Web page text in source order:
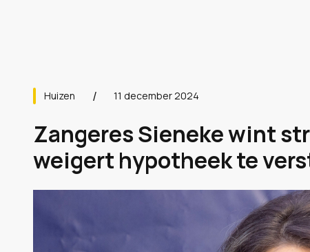
Huizen 11 december 2024
Zangeres Sieneke wint
weigert hypotheek te